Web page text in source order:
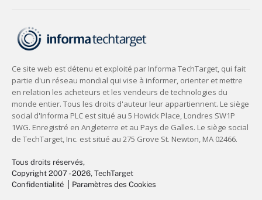
Tous droits réservés,
Copyright 2007 - 2026, TechTarget
Confidentialité
Paramètres des Cookies